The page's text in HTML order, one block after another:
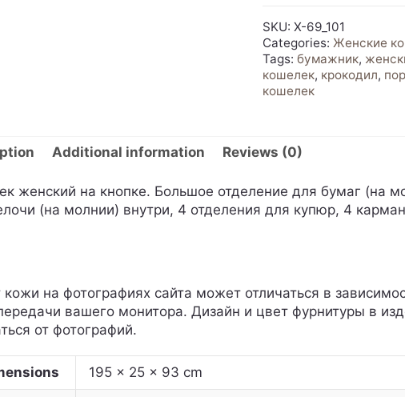
крокодил)
quantity
SKU:X-69_101
Categories: Женские
Tags:бумажник,
кошелек, крокодил,
кошелек
Additional information Reviews (0)
женский на кнопке. Большое отделение для бумаг (на
(на молнии) внутри, 4 отделения для купюр, 4
на фотографиях сайта может отличаться в
вашего монитора. Дизайн и цвет фурнитуры в
от фотографий.
195 × 25 × 93 cm